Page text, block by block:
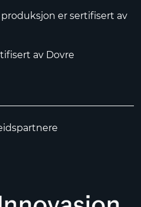
er sertifisert av
av Dovre